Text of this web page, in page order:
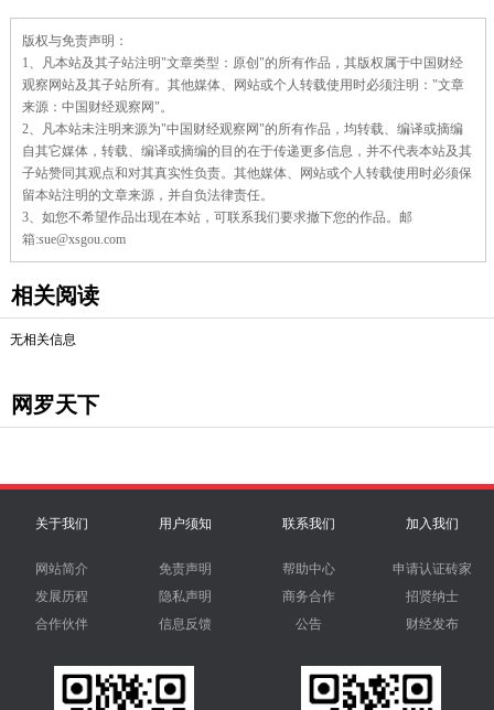
辑：
版权与免责声明：
1、凡本站及其子站注明"文章类型：原创"的所有作品，其版权属于中国财经
观察网站及其子站所有。其他媒体、网站或个人转载使用时必须注明："文章
来源：中国财经观察网"。
2、凡本站未注明来源为"中国财经观察网"的所有作品，均转载、编译或摘编
自其它媒体，转载、编译或摘编的目的在于传递更多信息，并不代表本站及其
子站赞同其观点和对其真实性负责。其他媒体、网站或个人转载使用时必须保
留本站注明的文章来源，并自负法律责任。
3、如您不希望作品出现在本站，可联系我们要求撤下您的作品。邮
箱:sue@xsgou.com
相关阅读
无相关信息
网罗天下
关于我们
网站简介
发展历程
合作伙伴
用户须知
免责声明
隐私声明
信息反馈
联系我们
帮助中心
商务合作
公告
加入我们
申请认证砖家
招贤纳士
财经发布